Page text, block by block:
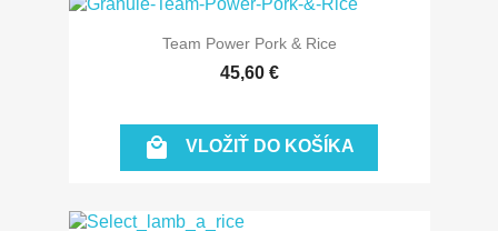
Team Power Pork & Rice
45,60 €
 VLOŽIŤ DO KOŠÍKA